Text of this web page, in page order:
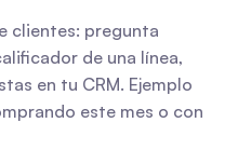
clientes: pregunta
de una línea,
en tu CRM. Ejemplo
este mes o con